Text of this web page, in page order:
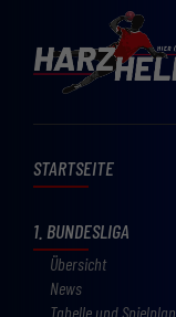
STARTSEITE
1. BUNDESLIGA
Übersicht
News
Tabelle und Spielplan